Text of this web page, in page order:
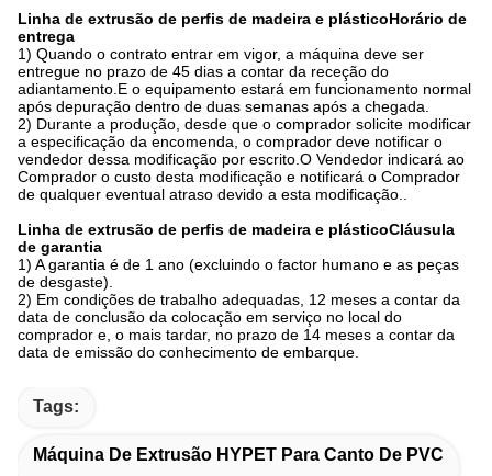
Linha de extrusão de perfis de madeira e plásticoHorário de
entrega
1) Quando o contrato entrar em vigor, a máquina deve ser
entregue no prazo de 45 dias a contar da receção do
adiantamento.E o equipamento estará em funcionamento normal
após depuração dentro de duas semanas após a chegada.
2) Durante a produção, desde que o comprador solicite modificar
a especificação da encomenda, o comprador deve notificar o
vendedor dessa modificação por escrito.O Vendedor indicará ao
Comprador o custo desta modificação e notificará o Comprador
de qualquer eventual atraso devido a esta modificação..
Linha de extrusão de perfis de madeira e plásticoCláusula
de garantia
1) A garantia é de 1 ano (excluindo o factor humano e as peças
de desgaste).
2) Em condições de trabalho adequadas, 12 meses a contar da
data de conclusão da colocação em serviço no local do
comprador e, o mais tardar, no prazo de 14 meses a contar da
data de emissão do conhecimento de embarque.
Tags:
Máquina De Extrusão HYPET Para Canto De PVC